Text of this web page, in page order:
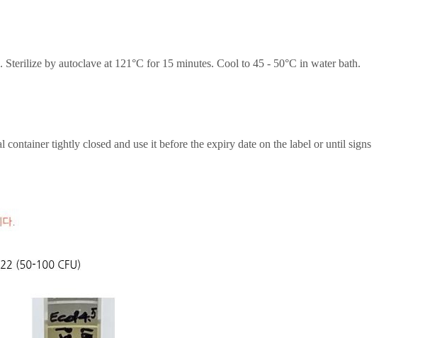
by autoclave at 121 °C for 15 minutes. Cool to 45 - 50°C in water bath.
tightly closed and use it before the expiry date on the label or until signs